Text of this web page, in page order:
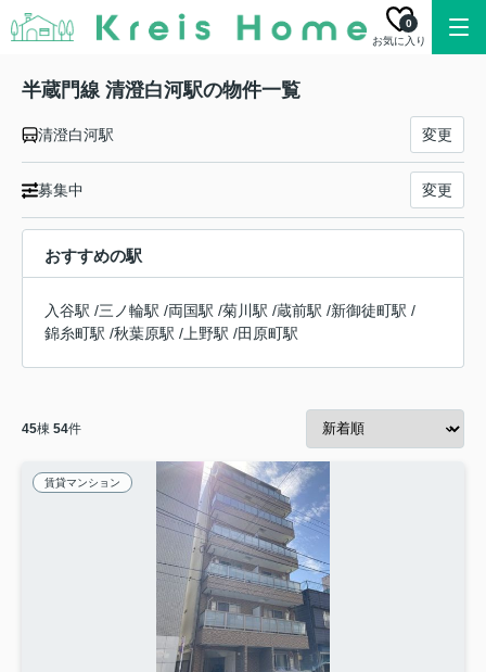
お気に入り
0
半蔵門線 清澄白河駅の物件一覧
清澄白河駅 変更
募集中 変更
おすすめの駅
入谷駅 /三ノ輪駅 /両国駅 /菊川駅 /蔵前駅 /新御徒町駅 /
錦糸町駅 /秋葉原駅 / 上野駅 /田原町駅
45棟 54件
賃貸マンション